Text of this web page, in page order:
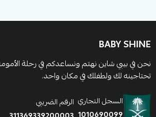
BABY SHINE
نحن في بيبي شاين نهتم ونساعدكم في رحلة
تحتاجينه لك ولطفلك في مكان واحد.
السجل التجاري
1010690099
الرقم الضريبي